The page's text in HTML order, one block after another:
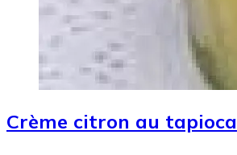
Crème citron au tapioca